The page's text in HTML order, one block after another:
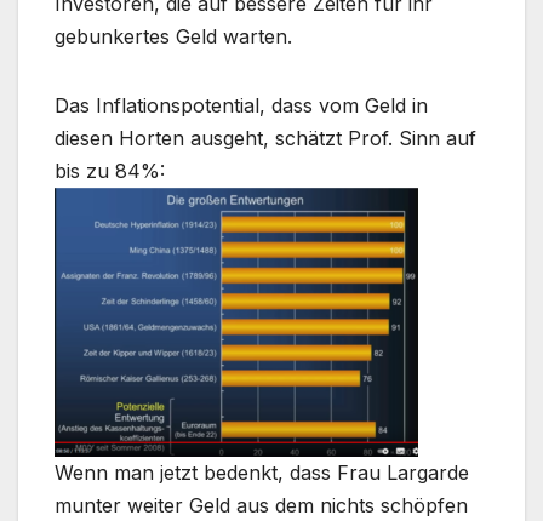
gebunkertes Geld warten.
Das Inflationspotential, dass vom Geld in
diesen Horten ausgeht, schätzt Prof. Sinn auf
bis zu 84%:
Wenn man jetzt bedenkt, dass Frau Largarde
munter weiter Geld aus dem nichts schöpfen